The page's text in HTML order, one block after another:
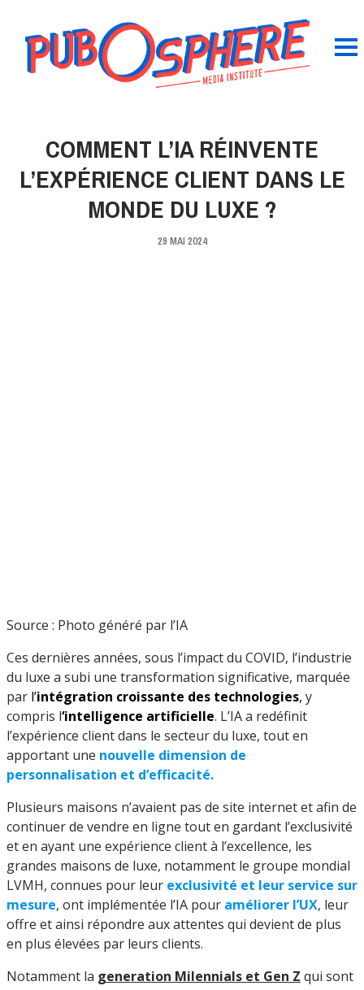
COMMENT L’IA RÉINVENTE
L’EXPÉRIENCE CLIENT DANS LE
MONDE DU LUXE ?
29 MAI 2024
Source : Photo généré par l’IA
Ces dernières années, sous l’impact du COVID, l’industrie
du luxe a subi une transformation significative, marquée
par l’intégration croissante des technologies, y
compris l‘intelligence artificielle. L’IA a redéfinit
l’expérience client dans le secteur du luxe, tout en
apportant une nouvelle dimension de
personnalisation et d’efficacité.
Plusieurs maisons n’avaient pas de site internet et afin de
continuer de vendre en ligne tout en gardant l’exclusivité
et en ayant une expérience client à l’excellence, les
grandes maisons de luxe, notamment le groupe mondial
LVMH, connues pour leur exclusivité et leur service sur
mesure, ont implémentée l’IA pour améliorer l’UX, leur
offre et ainsi répondre aux attentes qui devient de plus
en plus élevées par leurs clients.
Notamment la generation Milennials et Gen Z qui sont